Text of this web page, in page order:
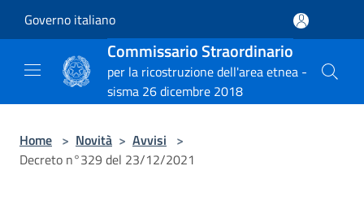
Governo italiano
Commissario Straordinario
per la ricostruzione dell'area etnea -
sisma 26 dicembre 2018
Home > Novità > Avvisi >
Decreto n°329 del 23/12/2021